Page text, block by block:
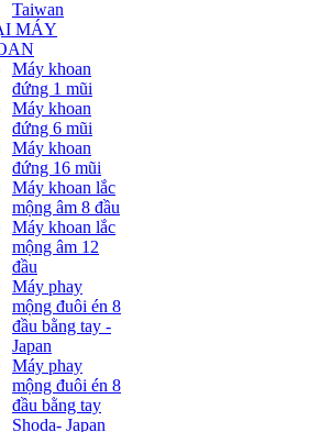
Taiwan
MÁY
Máy khoan
đứng 1 mũi
Máy khoan
đứng 6 mũi
Máy khoan
đứng 16 mũi
Máy khoan lắc
mộng âm 8 đầu
Máy khoan lắc
mộng âm 12
đầu
Máy phay
mộng đuôi én 8
đầu bằng tay -
Japan
Máy phay
mộng đuôi én 8
đầu bằng tay
Shoda- Japan